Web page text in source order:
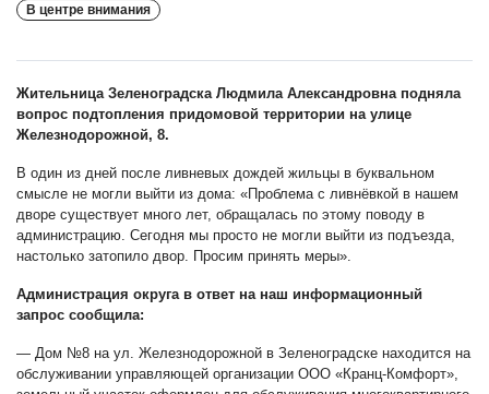
В центре внимания
Жительница Зеленоградска Людмила Александровна подняла
вопрос подтопления придомовой территории на улице
Железнодорожной, 8.
В один из дней после ливневых дождей жильцы в буквальном
смысле не могли выйти из дома: «Проблема с ливнёвкой в нашем
дворе существует много лет, обращалась по этому поводу в
администрацию. Сегодня мы просто не могли выйти из подъезда,
настолько затопило двор. Просим принять меры».
Администрация округа в ответ на наш информационный
запрос сообщила:
— Дом №8 на ул. Железнодорожной в Зеленоградске находится на
обслуживании управляющей организации ООО «Кранц-Комфорт»,